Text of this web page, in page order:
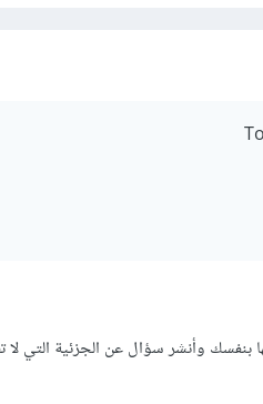
وأنشر سؤال عن الجزئية التي ﻻ